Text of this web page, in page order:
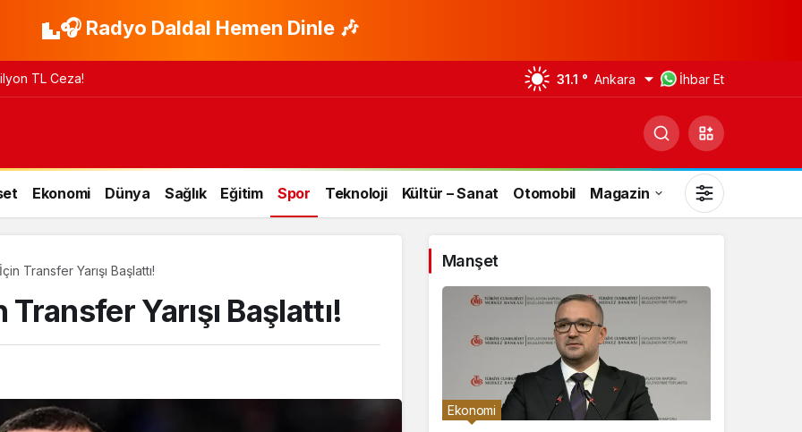
🎧 Radyo Daldal Hemen Dinle 🎶
TL Ceza! 31.1 ° Ankara İhbar Et
Ekonomi Dünya Sağlık Eğitim Spor Teknoloji Kültür – Sanat Otomobil Magazin
Gündüz Modu
Gündüz modunu seçin.
Gece Modu
Gece modunu seçin.
Transfer Yarışı Başlattı!
Yarışı Başlattı!
Manşet
Ekonomi